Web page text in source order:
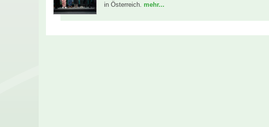
in Österreich. mehr...